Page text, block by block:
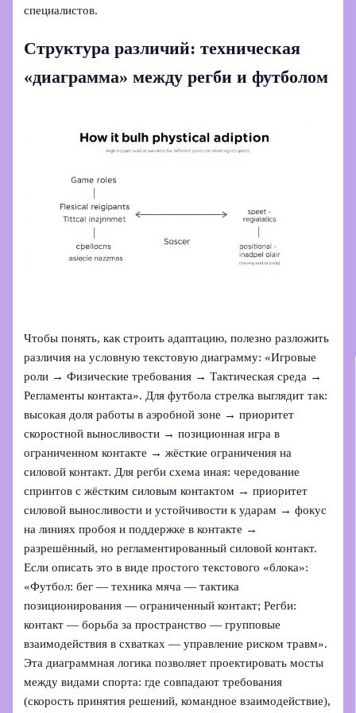
специалистов.
Структура различий: техническая
«диаграмма» между регби и футболом
Чтобы понять, как строить адаптацию, полезно разложить
различия на условную текстовую диаграмму: «Игровые
роли → Физические требования → Тактическая среда →
Регламенты контакта». Для футбола стрелка выглядит так:
высокая доля работы в аэробной зоне → приоритет
скоростной выносливости → позиционная игра в
ограниченном контакте → жёсткие ограничения на
силовой контакт. Для регби схема иная: чередование
спринтов с жёстким силовым контактом → приоритет
силовой выносливости и устойчивости к ударам → фокус
на линиях пробоя и поддержке в контакте →
разрешённый, но регламентированный силовой контакт.
Если описать это в виде простого текстового «блока»:
«Футбол: бег — техника мяча — тактика
позиционирования — ограниченный контакт; Регби:
контакт — борьба за пространство — групповые
взаимодействия в схватках — управление риском травм».
Эта диаграммная логика позволяет проектировать мосты
между видами спорта: где совпадают требования
(скорость принятия решений, командное взаимодействие),